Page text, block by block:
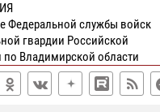
Федеральной службы войск
гвардии Российской
Владимирской области